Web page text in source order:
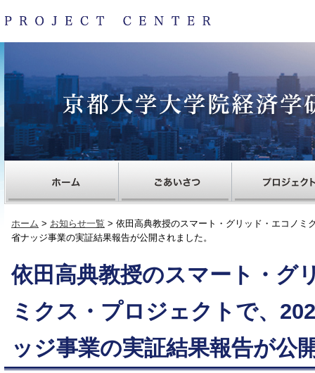
ホーム > お知らせ一覧 > 依田高典教授のスマート・グリッド・エコノミ
省ナッジ事業の実証結果報告が公開されました。
依田高典教授のスマート・グ
ミクス・プロジェクトで、
ッジ事業の実証結果報告が公